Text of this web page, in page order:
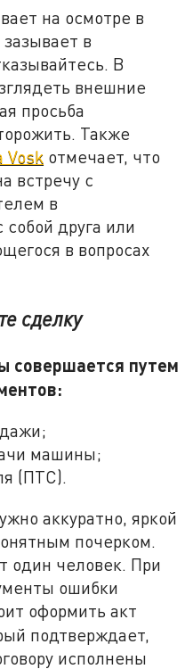
на осмотре в
в
В
внешние
просьба
Также
Vosk отмечает, что
встречу с
в
друга или
в вопросах
сделку
совершается путем
машины;
(ПТС).
аккуратно, яркой
почерком.
один человек. При
ошибки
оформить акт
подтверждает,
исполнены